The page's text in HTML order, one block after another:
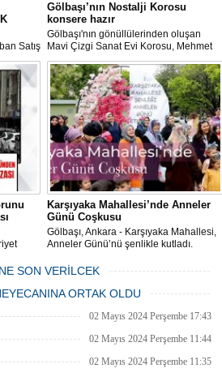
Satış
Gölbaşı’nın Nostalji Korosu
konsere hazır
Gölbaşı'nın gönüllülerinden oluşan
Mavi Çizgi Sanat Evi Korosu, Mehmet
Akif Ersoy Kültür Merkezi’nde vereceği
konsere hızır.
Karşıyaka Mahallesi’nde Anneler
Günü Coşkusu
Gölbaşı, Ankara - Karşıyaka Mahallesi,
Anneler Günü’nü şenlikle kutladı.
öncülüğünde düzenlenen 1. Karşıyaka
SON VERİLCEK
06 Mayıs 2024 Pazartesi 15:47
ORTAK OLDU
06 Mayıs 2024 Pazartesi 15:31
02 Mayıs 2024 Perşembe 17:43
02 Mayıs 2024 Perşembe 11:44
02 Mayıs 2024 Perşembe 11:35